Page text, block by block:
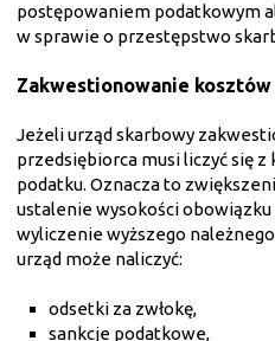
postępowaniem podatkowym
w sprawie o przestępstwo
Zakwestionowanie
Jeżeli urząd skarbowy
przedsiębiorca musi liczyć się z
podatku. Oznacza to
ustalenie wysokości
wyliczenie wyższego
urząd może naliczyć:
odsetki za zwłokę,
sankcje podatkowe,